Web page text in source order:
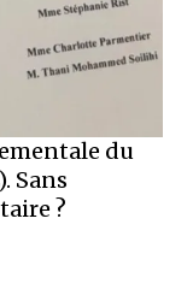
du
Sans
?